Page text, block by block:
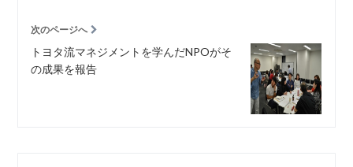
次のページへ
トヨタ流マネジメントを学んだNPOがそ
の成果を報告